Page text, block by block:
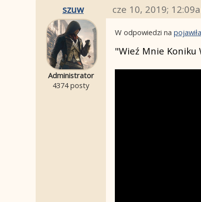
szuw cze 10, 2019;
Administrator
4374 posty
W odpowiedzi na
"Wieź Mnie Koniku